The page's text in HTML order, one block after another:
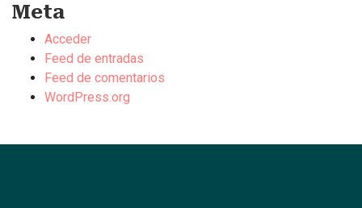
Meta
Acceder
Feed de entradas
Feed de comentarios
WordPress.org